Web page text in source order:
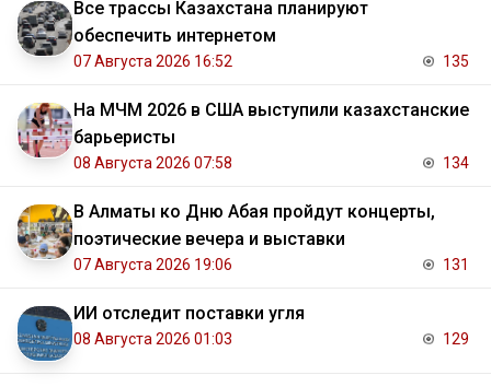
Все трассы Казахстана планируют
обеспечить интернетом
07 Августа 2026 16:52 135
На МЧМ 2026 в США выступили казахстанские
барьеристы
08 Августа 2026 07:58 134
В Алматы ко Дню Абая пройдут концерты,
поэтические вечера и выставки
07 Августа 2026 19:06 131
ИИ отследит поставки угля
08 Августа 2026 01:03 129